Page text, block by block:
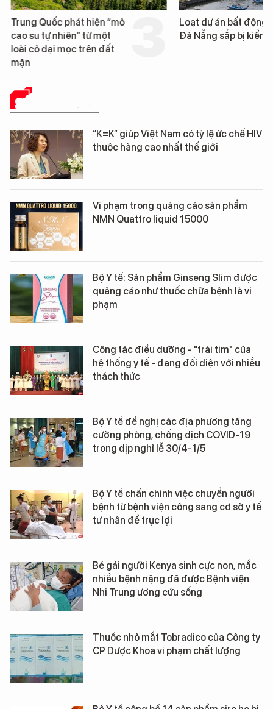
Trung Quốc phát hiện “mỏ
cao su tự nhiên” từ một
loài cỏ dại mọc trên đất
mặn
Loạt dự án bất động
Đà Nẵng sắp bị kiểm
SỨC KHỎE 24H
“K=K” giúp Việt Nam có tỷ lệ ức chế HIV
thuộc hàng cao nhất thế giới
Vi phạm trong quảng cáo sản phẩm
NMN Quattro liquid 15000
Bộ Y tế: Sản phẩm Ginseng Slim được
quảng cáo như thuốc chữa bệnh là vi
phạm
Công tác điều dưỡng - "trái tim" của
hệ thống y tế - đang đối diện với nhiều
thách thức
Bộ Y tế đề nghị các địa phương tăng
cường phòng, chống dịch COVID-19
trong dịp nghỉ lễ 30/4-1/5
Bộ Y tế chấn chỉnh việc chuyển người
bệnh từ bệnh viện công sang cơ sở y tế
tư nhân để trục lợi
Bé gái người Kenya sinh cực non, mắc
nhiều bệnh nặng đã được Bệnh viện
Nhi Trung ương cứu sống
Thuốc nhỏ mắt Tobradico của Công ty
CP Dược Khoa vi phạm chất lượng